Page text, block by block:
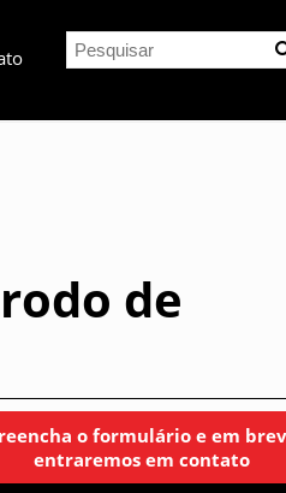
de
o formulário e em
entraremos em contato